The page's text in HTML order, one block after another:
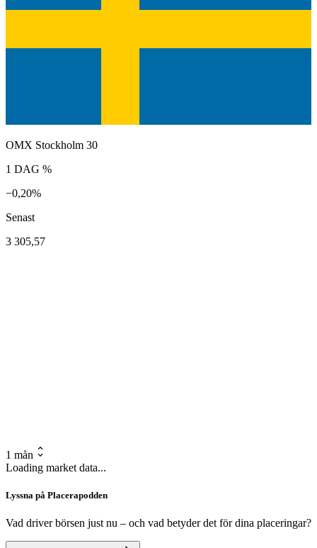
OMX Stockholm 30
1 DAG %
−0,20%
Senast
3 305,57
1 mån
Loading market data...
Lyssna på Placerapodden
Vad driver börsen just nu – och vad betyder det för dina placeringar?